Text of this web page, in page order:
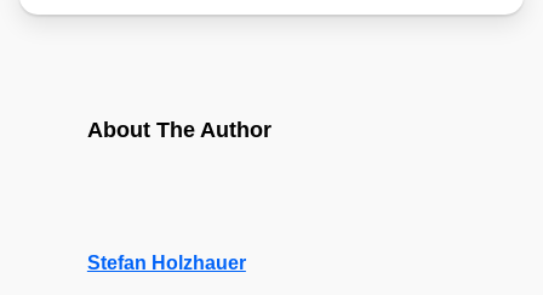
About The Author
Stefan Holzhauer